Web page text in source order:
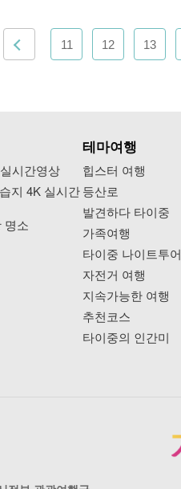
11 12 13
시간영상
지 4K 실시간
명소
테마여행
힙스터 여행
등산로
발견하다 타이중
가족여행
타이중 나이트투어
자전거 여행
지속가능한 여행
추천코스
타이중의 인간미